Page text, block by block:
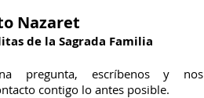
Nazaret
de la Sagrada Familia
pregunta, escríbenos y nos
contigo lo antes posible.